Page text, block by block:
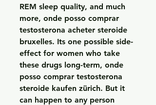
REM sleep quality, and much
more, onde posso comprar
testosterona acheter steroide
bruxelles. Its one possible side-
effect for women who take
these drugs long-term, onde
posso comprar testosterona
steroide kaufen zürich. But it
can happen to any person